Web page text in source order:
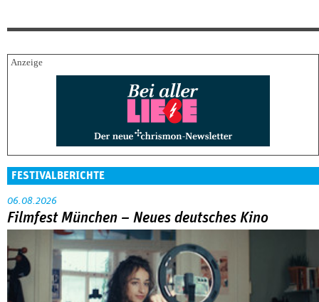
FESTIVALBERICHTE
06.08.2026
Filmfest München – Neues deutsches Kino